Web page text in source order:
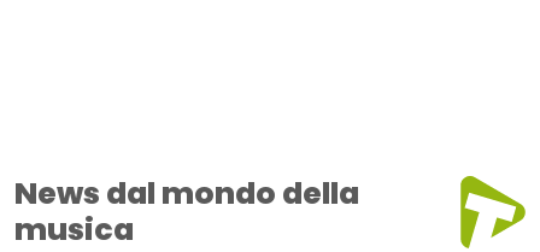
News dal mondo della
musica